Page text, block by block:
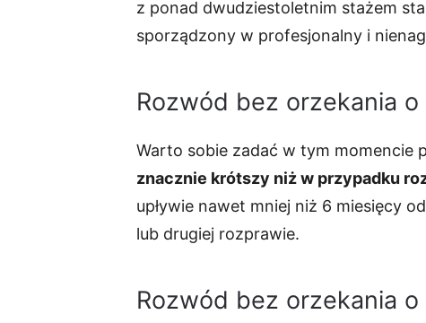
z ponad dwudziestoletnim stażem
sporządzony w profesjonalny i
Rozwód bez orzekania
Warto sobie zadać w tym momencie
znacznie krótszy niż w przypadku
upływie nawet mniej niż 6 miesięcy
lub drugiej rozprawie.
Rozwód bez orzekania